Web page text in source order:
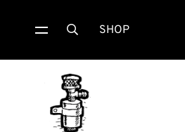
 SHOP